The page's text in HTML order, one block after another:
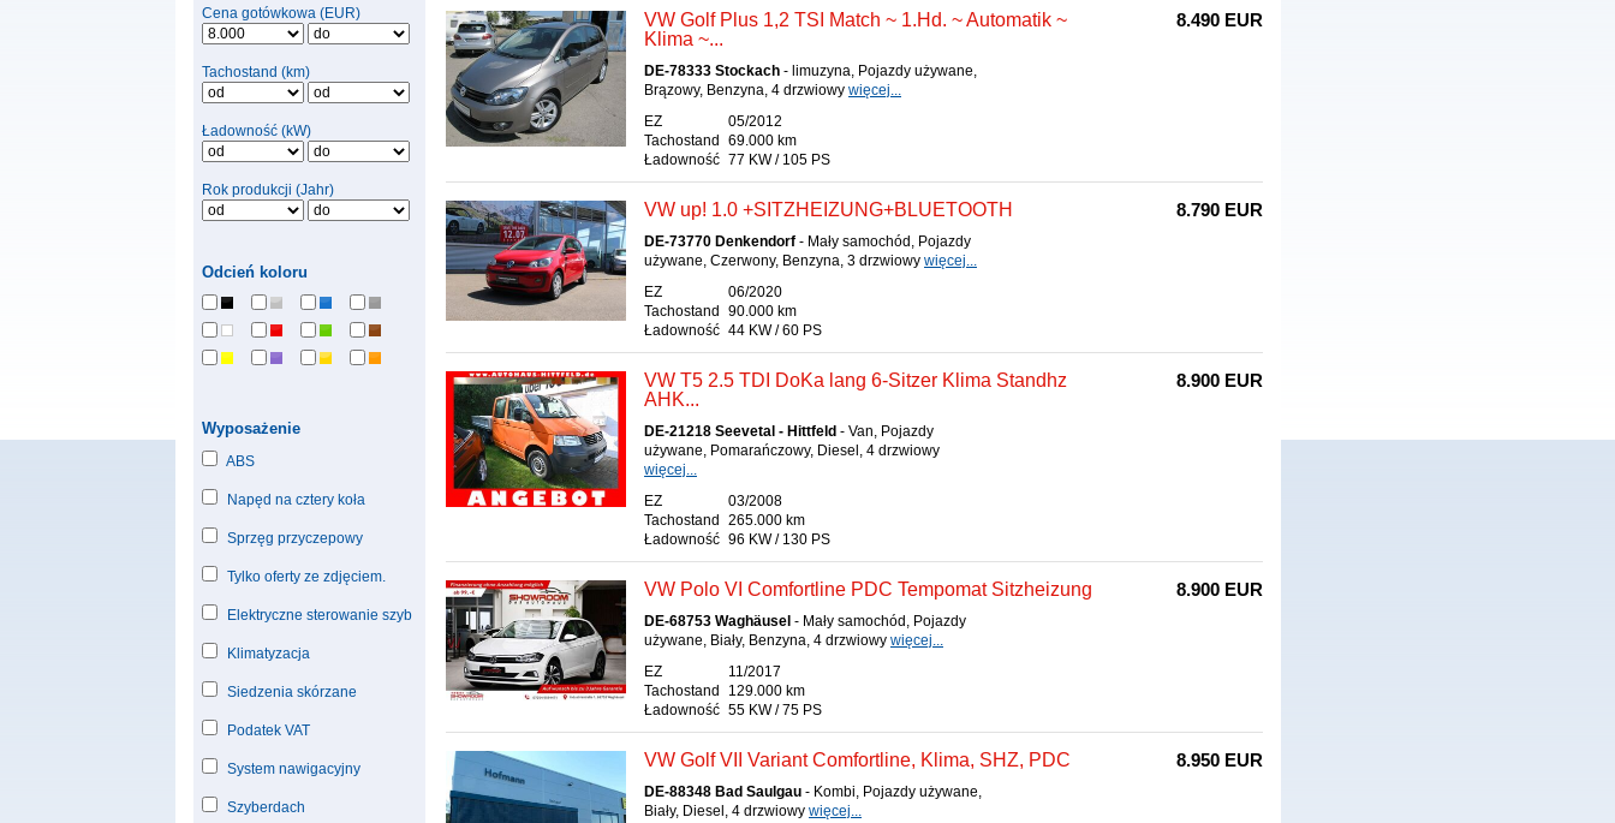
Cena gotówkowa (EUR)
Tachostand (km)
Ładowność (kW)
Rok produkcji (Jahr)
Odcień koloru
Wyposażenie
ABS
Napęd na cztery koła
Sprzęg przyczepowy
Tylko oferty ze zdjęciem.
Elektryczne sterowanie szyb
Klimatyzacja
Siedzenia skórzane
Podatek VAT
System nawigacyjny
Szyberdach
8.490 EUR
VW Golf Plus 1,2 TSI Match ~ 1.Hd. ~ Automatik ~
Klima ~...
DE-78333 Stockach - limuzyna, Pojazdy używane,
Brązowy, Benzyna, 4 drzwiowy więcej...
EZ
05/2012
Tachostand
69.000 km
Ładowność 77 KW / 105 PS
8.790 EUR
VW up! 1.0 +SITZHEIZUNG+BLUETOOTH
DE-73770 Denkendorf - Mały samochód, Pojazdy
używane, Czerwony, Benzyna, 3 drzwiowy więcej...
EZ
06/2020
Tachostand
90.000 km
Ładowność 44 KW / 60 PS
8.900 EUR
VW T5 2.5 TDI DoKa lang 6-Sitzer Klima Standhz
AHK...
DE-21218 Seevetal - Hittfeld - Van, Pojazdy
używane, Pomarańczowy, Diesel, 4 drzwiowy
więcej...
EZ
03/2008
Tachostand
265.000 km
Ładowność 96 KW / 130 PS
8.900 EUR
VW Polo VI Comfortline PDC Tempomat Sitzheizung
DE-68753 Waghäusel - Mały samochód, Pojazdy
używane, Biały, Benzyna, 4 drzwiowy więcej...
EZ
11/2017
Tachostand
129.000 km
Ładowność 55 KW / 75 PS
8.950 EUR
VW Golf VII Variant Comfortline, Klima, SHZ, PDC
DE-88348 Bad Saulgau - Kombi, Pojazdy używane,
Biały, Diesel, 4 drzwiowy więcej...